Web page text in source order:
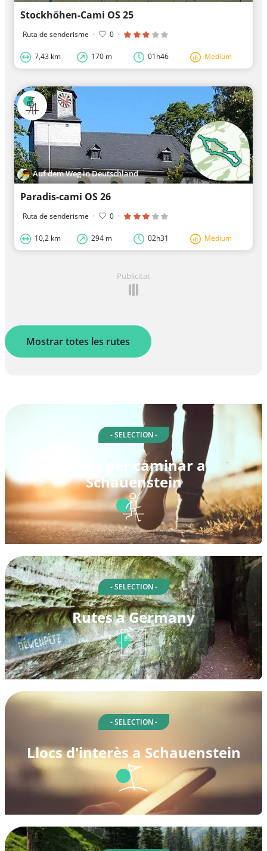
Stockhöhen-Cami OS 25
Ruta de senderisme · 0 ·
7,43 km 170 m 01h46 Medium
Auf dem Weg in Deutschland
Paradis-cami OS 26
Ruta de senderisme · 0 ·
10,2 km 294 m 02h31 Medium
Publicitat
Mostrar totes les rutes
- SELECTION -
Rutes per caminar a
Schauenstein
- SELECTION -
Rutes a Germany
- SELECTION -
Llocs d'interès a Schauenstein